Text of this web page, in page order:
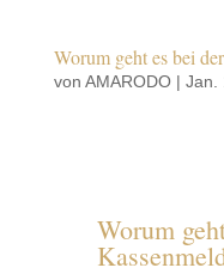
Worum geht es bei
von AMARODO| Jan.
Worum